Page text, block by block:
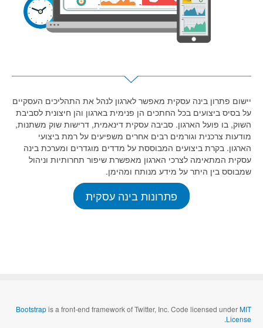
יישום פתרון בינה עסקית מאפשר לארגון לנהל את התהליכים העסקיים
על בסיס ביצועים בכל החתכים הן פנימית בארגון והן חיצונית לסביבת
השוק, בו פועל הארגון. סביבה עסקית דינאמית, דרישות שוק משתנות,
מודעות צרכנית וגורמים רבים אחרים משפיעים על רמת ביצועי
הארגון. בקרת ביצועים המבוססת על מדדים מוגדרים ומערכת בינה
עסקית המתאימה לצרכי הארגון מאפשרת שיפור תחרותיות וניהול
שמבוסס בין היתר על מידע מנותח ומהימן.
פתרונות בינה עסקית
Bootstrapis a front-end framework of Twitter, Inc. Code licensed underMIT
License.